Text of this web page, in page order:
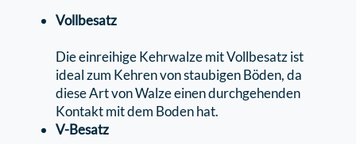
Vollbesatz
Die einreihige Kehrwalze mit Vollbesatz ist
ideal zum Kehren von staubigen Böden, da
diese Art von Walze einen durchgehenden
Kontakt mit dem Boden hat.
V-Besatz